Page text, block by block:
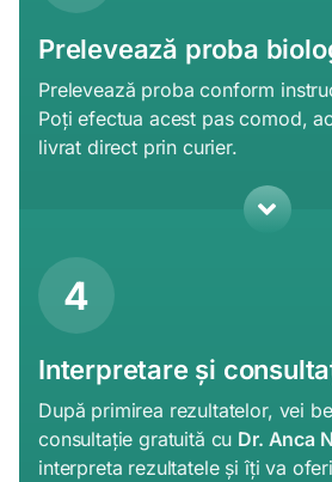
Prelevează proba
Prelevează proba conform
Poți efectua acest pas comod,
livrat direct prin curier.
4
Interpretare și
După primirea rezultatelor, vei
consultație gratuită cu Dr. Anca
interpreta rezultatele și îți va